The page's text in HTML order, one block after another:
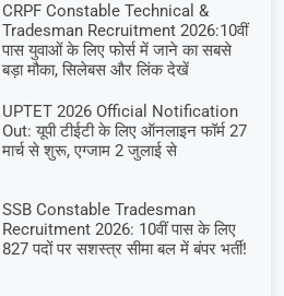
CRPF Constable Technical &
Tradesman Recruitment 2026:10वीं
पास युवाओं के लिए फोर्स में जाने का सबसे
बड़ा मौका, सिलेबस और लिंक देखें
UPTET 2026 Official Notification
Out: यूपी टीईटी के लिए ऑनलाइन फॉर्म 27
मार्च से शुरू, एग्जाम 2 जुलाई से
SSB Constable Tradesman
Recruitment 2026: 10वीं पास के लिए
827 पदों पर सशस्त्र सीमा बल में बंपर भर्ती!